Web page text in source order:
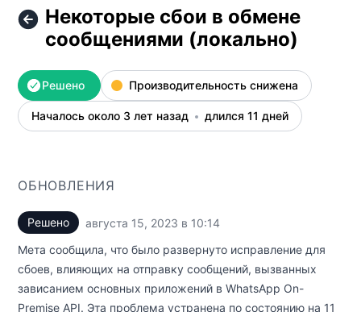
Некоторые сбои в обмене
сообщениями (локально)
Решено Производительность снижена
Началось около 3 лет назад длился 11 дней
ОБНОВЛЕНИЯ
Решено августа 15, 2023 в 10:14
Мета сообщила, что было развернуто исправление для
сбоев, влияющих на отправку сообщений, вызванных
зависанием основных приложений в WhatsApp On-
Premise API. Эта проблема устранена по состоянию на 11